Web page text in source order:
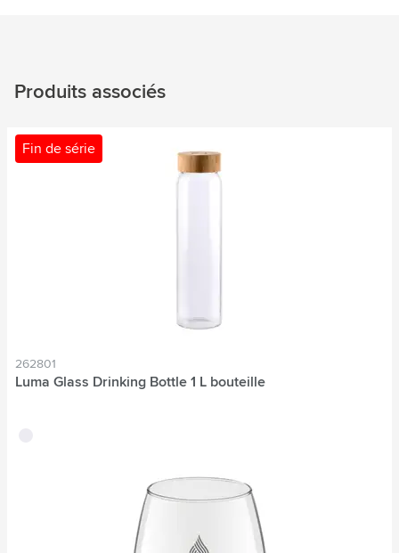
Produits associés
Fin de série
262801
Luma Glass Drinking Bottle 1 L bouteille